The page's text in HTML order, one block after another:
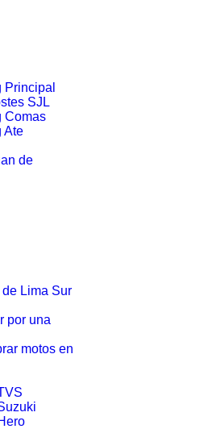
SJL
Comas
Ate
de
Lima Sur
por una
motos en